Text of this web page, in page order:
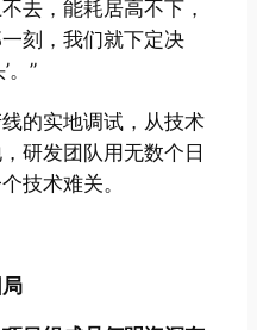
去，能耗居高不下，
刻，我们就下定决
。”
的实地调试，从技术
研发团队用无数个日
技术难关。